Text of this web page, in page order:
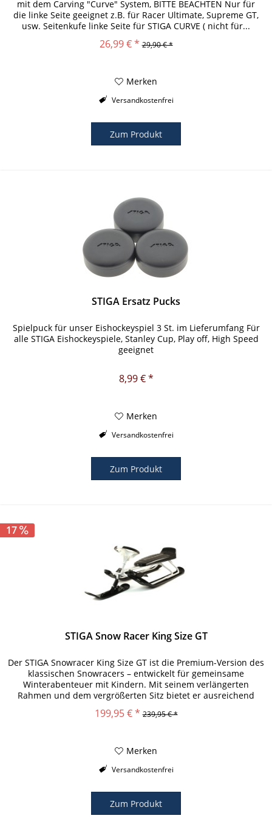
mit dem Carving "Curve" System, BITTE BEACHTEN Nur für
die linke Seite geeignet z.B. für Racer Ultimate, Supreme GT,
usw. Seitenkufe linke Seite für STIGA CURVE ( nicht für...
26,99 € * 29,90 € *
Merken
Versandkostenfrei
Zum Produkt
STIGA Ersatz Pucks
Spielpuck für unser Eishockeyspiel 3 St. im Lieferumfang Für
alle STIGA Eishockeyspiele, Stanley Cup, Play off, High Speed
geeignet
8,99 € *
Merken
Versandkostenfrei
Zum Produkt
17
STIGA Snow Racer King Size GT
Der STIGA Snowracer King Size GT ist die Premium-Version des
klassischen Snowracers – entwickelt für gemeinsame
Winterabenteuer mit Kindern. Mit seinem verlängerten
Rahmen und dem vergrößerten Sitz bietet er ausreichend
Platz für einen...
199,95 € * 239,95 € *
Merken
Versandkostenfrei
Zum Produkt